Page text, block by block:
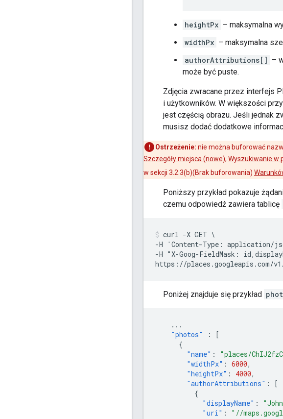
heightPx – maksymalna
widthPx – maksymalna
authorAttributions[] –
może być puste.
Zdjęcia zwracane przez interfejs
i użytkowników. W większości
jest częścią obrazu. Jeśli jednak
musisz dodać dodatkowe
Ostrzeżenie: nie można buforować
Szczegóły miejsca (nowe), Wyszukiwanie w
w sekcji 3.2.3(b)(Brak buforowania)
Poniższy przykład pokazuje
czemu odpowiedź zawiera tablicę
curl -X GET \
-H 'Content-Type: application/
-H "X-Goog-FieldMask:
https://places.googleapis.com/v1/
Poniżej znajduje się przykład
...
"photos"
:
[
{
"name" :
"places/
"widthPx" : 6000,
"heightPx" : 4000,
"authorAttributions" :
[
{
"displayName" :
"uri" : "//